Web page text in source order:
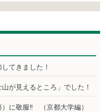
てきました！
が見えるところ」でした！
に敬服‼ （京都大学編）